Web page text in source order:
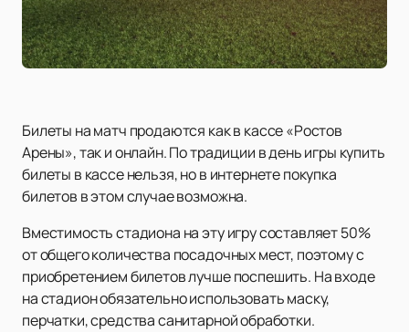
Билеты на матч продаются как в кассе «Ростов
Арены», так и онлайн. По традиции в день игры купить
билеты в кассе нельзя, но в интернете покупка
билетов в этом случае возможна.
Вместимость стадиона на эту игру составляет 50%
от общего количества посадочных мест, поэтому с
приобретением билетов лучше поспешить. На входе
на стадион обязательно использовать маску,
перчатки, средства санитарной обработки.